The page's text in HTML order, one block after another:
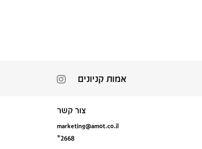
אמות קניונים
צור קשר
marketing@amot.co.il
*2668